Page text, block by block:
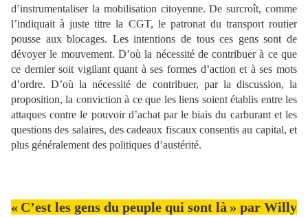
d’instrumentaliser la mobilisation citoyenne. De surcroît, comme
l’indiquait à juste titre la CGT, le patronat du transport routier
pousse aux blocages. Les intentions de tous ces gens sont de
dévoyer le mouvement. D’où la nécessité de contribuer à ce que
ce dernier soit vigilant quant à ses formes d’action et à ses mots
d’ordre. D’où la nécessité de contribuer, par la discussion, la
proposition, la conviction à ce que les liens soient établis entre les
attaques contre le pouvoir d’achat par le biais du carburant et les
questions des salaires, des cadeaux fiscaux consentis au capital, et
plus généralement des politiques d’austérité.
« C’est les gens du peuple qui sont là » par Willy